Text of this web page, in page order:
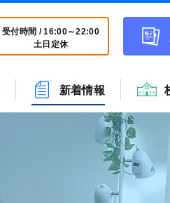
受付時間 / 16:00～22:00
土日定休
新着情報